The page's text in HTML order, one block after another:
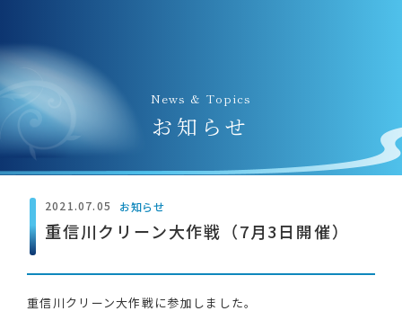
News & Topics
お知らせ
2021.07.05 お知らせ
重信川クリーン大作戦（7月3日開催）
重信川クリーン大作戦に参加しました。